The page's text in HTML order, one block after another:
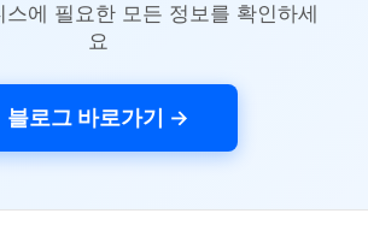
스에 필요한 모든 정보를 확인하세
요
블로그 바로가기 →